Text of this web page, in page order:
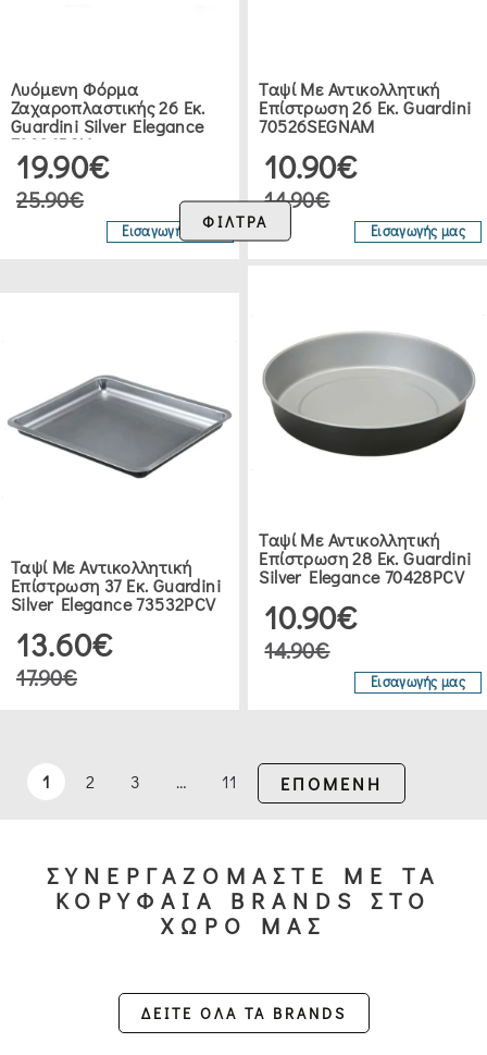
Λυόμενη Φόρμα
Ζαχαροπλαστικής 26 Εκ.
Guardini Silver Elegance
70026PCV
19.90€
25.90€
Εισαγωγής μας
Ταψί Με Αντικολλητική
Επίστρωση 26 Εκ. Guardini
70526SEGNAM
10.90€
14.90€
Εισαγωγής μας
Ταψί Με Αντικολλητική
Επίστρωση 37 Εκ. Guardini
Silver Elegance 73532PCV
13.60€
17.90€
Ταψί Με Αντικολλητική
Επίστρωση 28 Εκ. Guardini
Silver Elegance 70428PCV
10.90€
14.90€
Εισαγωγής μας
1 2 3 … 11 ΕΠΟΜΕΝΗ
ΦΙΛΤΡΑ
ΣΤΥΛΌ
ΖΑΧΑΡΟΠΛΑΣΤΙΚΉΣ
(7)
ΣΠΆΤΟΥΛΕΣ
ΖΑΧΑΡΟΠΛΑΣΤΙΚΉΣ
ΖΑΧΑΡΟΠΛΑΣΤΙΚΉΣ
(18)
ΜΠΟΛ
ΑΝΆΜΙΞΗΣ
(8)
ΣΥΝΕΡΓΑΖΟΜΑΣΤΕ ΜΕ ΤΑ
ΚΟΡΥΦΑΙΑ BRANDS ΣΤΟ
ΧΩΡΟ ΜΑΣ
ΔΕΙΤΕ ΟΛΑ ΤΑ BRANDS